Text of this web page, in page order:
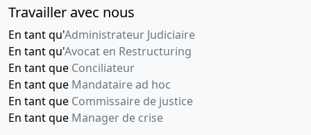
Travailler avec nous
En tant qu'Administrateur Judiciaire
En tant qu'Avocat en Restructuring
En tant que Conciliateur
En tant que Mandataire ad hoc
En tant que Commissaire de justice
En tant que Manager de crise